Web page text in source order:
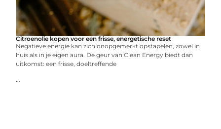
Citroenolie kopen voor een frisse, energetische reset
Negatieve energie kan zich onopgemerkt opstapelen, zowel in
huis als in je eigen aura. De geur van Clean Energy biedt dan
uitkomst: een frisse, doeltreffende
...